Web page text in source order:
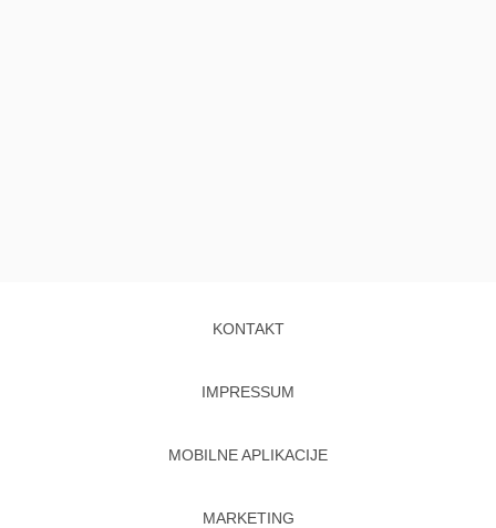
KONTAKT
IMPRESSUM
MOBILNE APLIKACIJE
MARKETING